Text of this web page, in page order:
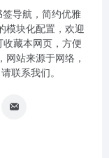
导航，简约优雅
模块化配置，欢迎
藏本网页，方便
网站来源于网络，
联系我们。